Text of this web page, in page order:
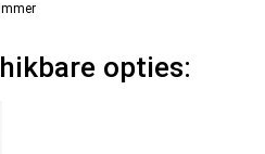
opties: